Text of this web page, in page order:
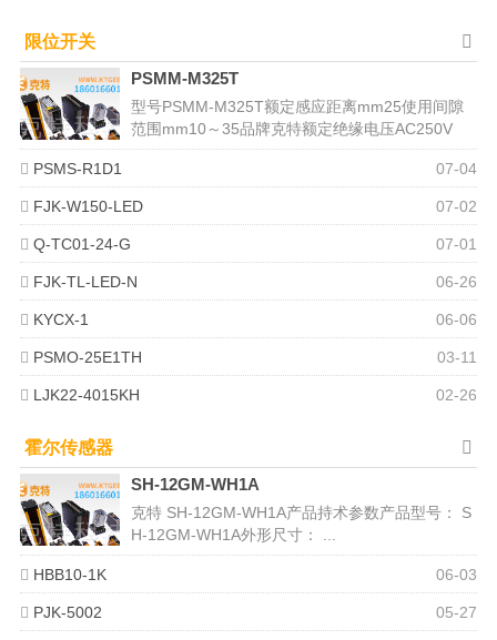
限位开关
PSMM-M325T
型号PSMM-M325T额定感应距离mm25使用间隙
范围mm10～35品牌克特额定绝缘电压AC250V
（商用频率）使用温...
07-04
PSMS-R1D1
07-02
FJK-W150-LED
07-01
Q-TC01-24-G
06-26
FJK-TL-LED-N
06-06
KYCX-1
03-11
PSMO-25E1TH
02-26
LJK22-4015KH
霍尔传感器
SH-12GM-WH1A
克特 SH-12GM-WH1A产品持术参数产品型号： S
H-12GM-WH1A外形尺寸： ...
06-03
HBB10-1K
05-27
PJK-5002